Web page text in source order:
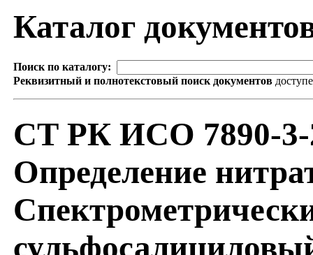
Каталог
Поиск по каталогу:
Реквизитный и полнотекстовый поиск документов
СТ РК ИСО 7890-3-
Определение